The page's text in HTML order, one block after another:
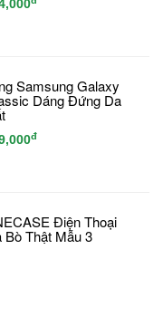
Samsung Galaxy
Dáng Đứng Da
đ
Điện Thoại
Bò Thật Mẫu 3